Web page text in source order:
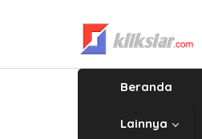
Beranda
Lainnya